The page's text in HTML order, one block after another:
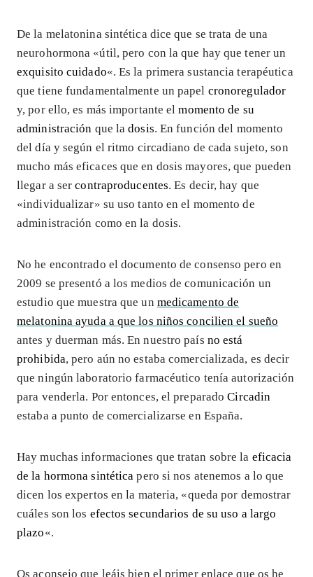
De la melatonina sintética dice que se trata de una
neurohormona «útil, pero con la que hay que tener un
exquisito cuidado«. Es la primera sustancia terapéutica
que tiene fundamentalmente un papel cronoregulador
y, por ello, es más importante elmomento de su
administración que ladosis. En función del momento
del día y según el ritmo circadiano de cada sujeto, son
mucho más eficaces que en dosis mayores, que pueden
llegar a sercontraproducentes. Es decir, hay que
«individualizar» su uso tanto en el momento de
administración como en la dosis.
No he encontrado el documento de consenso pero en
2009 se presentó a los medios de comunicación un
estudio que muestra que un medicamento de
melatonina ayuda a que los niños concilien el sueño
antes y duerman más. En nuestro país no está
prohibida, pero aún no estaba comercializada, es decir
que ningún laboratorio farmacéutico tenía autorización
para venderla. Por entonces, el preparadoCircadin
estaba a punto de comercializarse en España.
Hay muchas informaciones que tratan sobre la eficacia
de la hormona sintética pero si nos atenemos a lo que
dicen los expertos en la materia, «queda por demostrar
cuáles son los efectos secundarios de su uso a largo
plazo«.
Os aconsejo que leáis bien el primer enlace que os he